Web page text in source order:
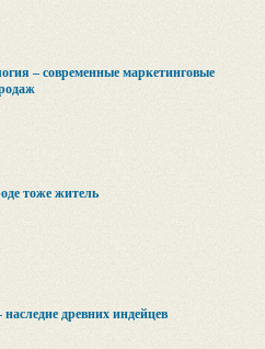
– современные маркетинговые
тоже житель
древних индейцев